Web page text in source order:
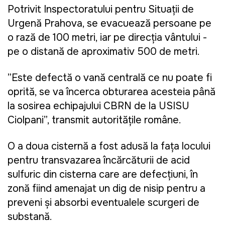
Potrivit Inspectoratului pentru Situații de
Urgență Prahova, se evacuează persoane pe
o rază de 100 metri, iar pe direcția vântului -
pe o distanță de aproximativ 500 de metri.
”Este defectă o vană centrală ce nu poate fi
oprită, se va încerca obturarea acesteia până
la sosirea echipajului CBRN de la USISU
Ciolpani”, transmit autoritățile române.
O a doua cisternă a fost adusă la fața locului
pentru transvazarea încărcăturii de acid
sulfuric din cisterna care are defecțiuni, în
zonă fiind amenajat un dig de nisip pentru a
preveni și absorbi eventualele scurgeri de
substanță.